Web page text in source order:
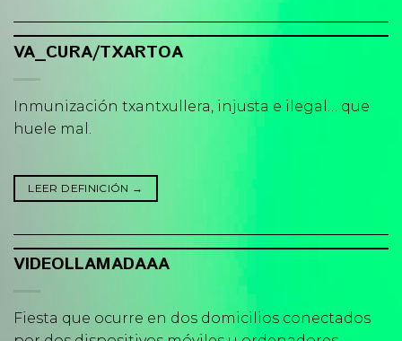
VA_CURA/TXARTOA
Inmunización txantxullera, injusta e ilegal… que
huele mal.
LEER DEFINICIÓN →
VIDEOLLAMADAAA
Fiesta que ocurre en dos domicilios conectados